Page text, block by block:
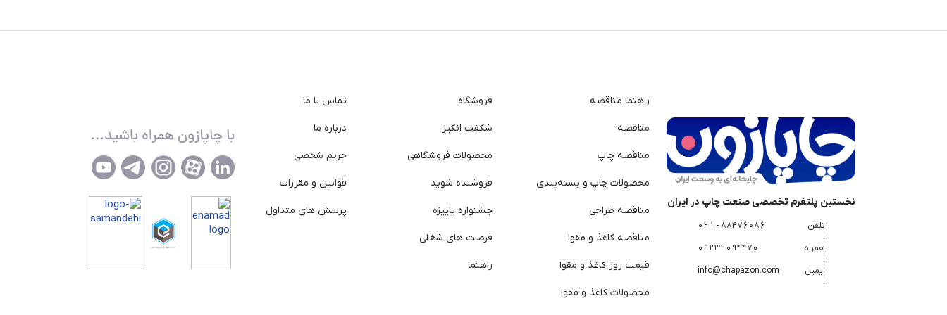
نخستین پلتفرم تخصصی صنعت چاپ در ایران
تلفن
:
88476086 - 021
همراه
:
09232094470
ایمیل
:
info@chapazon.com
راهنما مناقصه
مناقصه
مناقصه چاپ
محصولات چاپ و بسته‌بندی
مناقصه طراحی
مناقصه کاغذ و مقوا
قیمت روز کاغذ و مقوا
محصولات کاغذ و مقوا
فروشگاه
شگفت انگیز
محصولات فروشگاهی
فروشنده شوید
جشنواره پاییزه
فرصت های شغلی
راهنما
تماس با ما
درباره ما
حریم شخصی
قوانین و مقررات
پرسش های متداول